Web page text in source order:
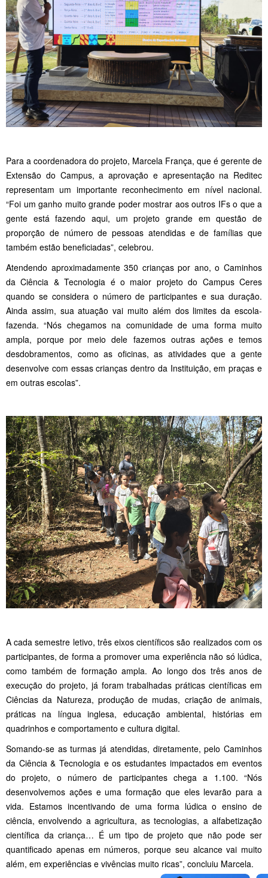
Para a coordenadora do projeto, Marcela França, que é gerente de
Extensão do Campus, a aprovação e apresentação na Reditec
representam um importante reconhecimento em nível nacional.
“Foi um ganho muito grande poder mostrar aos outros IFs o que a
gente está fazendo aqui, um projeto grande em questão de
proporção de número de pessoas atendidas e de famílias que
também estão beneficiadas”, celebrou.
Atendendo aproximadamente 350 crianças por ano, o Caminhos
da Ciência & Tecnologia é o maior projeto do Campus Ceres
quando se considera o número de participantes e sua duração.
Ainda assim, sua atuação vai muito além dos limites da escola-
fazenda. “Nós chegamos na comunidade de uma forma muito
ampla, porque por meio dele fazemos outras ações e temos
desdobramentos, como as oficinas, as atividades que a gente
desenvolve com essas crianças dentro da Instituição, em praças e
em outras escolas”.
A cada semestre letivo, três eixos científicos são realizados com os
participantes, de forma a promover uma experiência não só lúdica,
como também de formação ampla. Ao longo dos três anos de
execução do projeto, já foram trabalhadas práticas científicas em
Ciências da Natureza, produção de mudas, criação de animais,
práticas na língua inglesa, educação ambiental, histórias em
quadrinhos e comportamento e cultura digital.
Somando-se as turmas já atendidas, diretamente, pelo Caminhos
da Ciência & Tecnologia e os estudantes impactados em eventos
do projeto, o número de participantes chega a 1.100. “Nós
desenvolvemos ações e uma formação que eles levarão para a
vida. Estamos incentivando de uma forma lúdica o ensino de
ciência, envolvendo a agricultura, as tecnologias, a alfabetização
científica da criança… É um tipo de projeto que não pode ser
quantificado apenas em números, porque seu alcance vai muito
além, em experiências e vivências muito ricas”, concluiu Marcela.